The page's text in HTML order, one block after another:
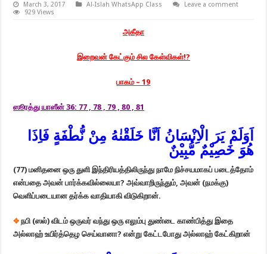
March 3, 2017 Al-Islah WhatsApp Class
Leave a comment
929 Views
அகீதா
இறைவன் கேட்கும் சில கேள்விகள்!?
பாகம் – 19
ஸூரத்து யாஸீன் 36: 77 , 78 , 79 , 80 , 81
اَوَلَمْ يَرَ الْاِنْسَانُ اَنَّا خَلَقْنٰهُ مِنْ نُّطْفَةٍ فَاِذَا
هُوَ خَصِيْمٌ مُّبِيْنٌ‏
(77)மனிதனை ஒரு துளி இந்திரியத்திலிருந்து நாமே நிச்சயமாகப் படைத்தோம்
என்பதை அவன் பார்க்கவில்லையா? அவ்வாறிருந்தும், அவன் (நமக்கு)
வெளிப்படையான தர்க்க வாதியாகி விடுகிறான்.
❖நபி (ஸல்) விடம் ஒருவர் வந்து ஒரு எலும்பு துண்டை காண்பித்து இதை
அல்லாஹ் உயிர்த்தெழ செய்வானா? என்று கேட்டபோது அல்லாஹ் கேட்கிறான்